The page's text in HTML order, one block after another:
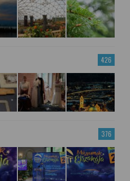
426
376